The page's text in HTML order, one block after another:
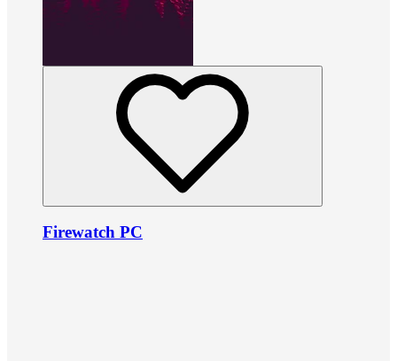
Firewatch PC